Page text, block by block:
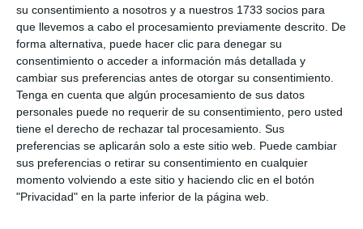
su consentimiento a nosotros y a nuestros 1733 socios para
que llevemos a cabo el procesamiento previamente descrito. De
forma alternativa, puede hacer clic para denegar su
consentimiento o acceder a información más detallada y
cambiar sus preferencias antes de otorgar su consentimiento.
Tenga en cuenta que algún procesamiento de sus datos
personales puede no requerir de su consentimiento, pero usted
tiene el derecho de rechazar tal procesamiento. Sus
preferencias se aplicarán solo a este sitio web. Puede cambiar
sus preferencias o retirar su consentimiento en cualquier
momento volviendo a este sitio y haciendo clic en el botón
"Privacidad" en la parte inferior de la página web.